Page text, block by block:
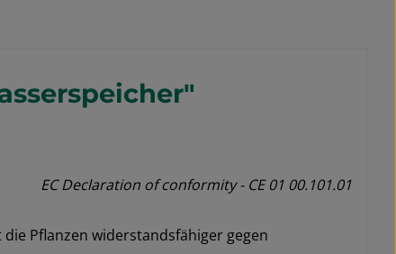
EC Declaration of conformity - CE 01 00.101.01
Pflanzen widerstandsfähiger gegen